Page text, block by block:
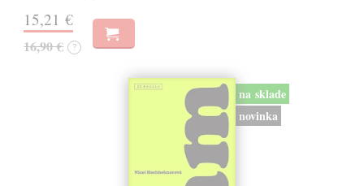
15,21 €
16,90 € ?
na sklade
novinka